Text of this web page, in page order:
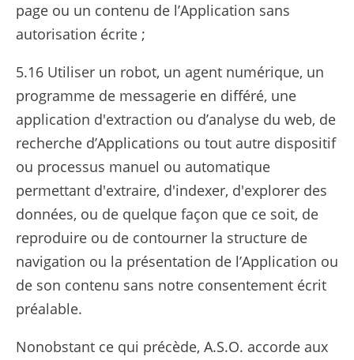
page ou un contenu de l’Application sans
autorisation écrite ;
5.16 Utiliser un robot, un agent numérique, un
programme de messagerie en différé, une
application d'extraction ou d’analyse du web, de
recherche d’Applications ou tout autre dispositif
ou processus manuel ou automatique
permettant d'extraire, d'indexer, d'explorer des
données, ou de quelque façon que ce soit, de
reproduire ou de contourner la structure de
navigation ou la présentation de l’Application ou
de son contenu sans notre consentement écrit
préalable.
Nonobstant ce qui précède, A.S.O. accorde aux